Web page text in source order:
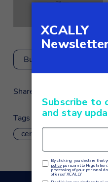
Buscar
Share
Tags
centro de contacto